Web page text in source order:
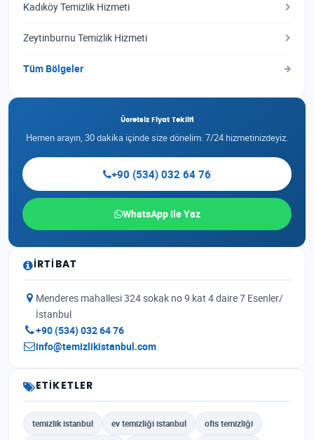
Kadıköy Temizlik Hizmeti
Zeytinburnu Temizlik Hizmeti
Tüm Bölgeler
Ücretsiz Fiyat Teklifi
Hemen arayın, 30 dakika içinde size dönelim. 7/24 hizmetinizdeyiz.
+90 (534) 032 64 76
WhatsApp ile Yaz
İRTIBAT
Menderes mahallesi 324 sokak no 9 kat 4 daire 7 Esenler/
İstanbul
+90 (534) 032 64 76
info@temizlikistanbul.com
ETIKETLER
temizlik istanbul ev temizliği istanbul ofis temizliği